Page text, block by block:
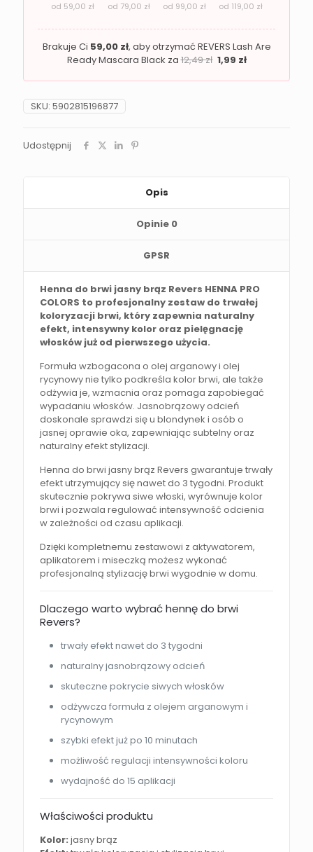
od 59,00 zł od 79,00 zł od 99,00 zł od 119,00 zł
Brakuje Ci 59,00 zł, aby otrzymać REVERS Lash Are
Ready Mascara Black za12,49zł 1,99 zł
SKU: 5902815196877
Udostępnij
Opis
Opinie 0
GPSR
Henna do brwi jasny brąz Revers HENNA PRO
COLORS to profesjonalny zestaw do trwałej
koloryzacji brwi, który zapewnia naturalny
efekt, intensywny kolor oraz pielęgnację
włosków już od pierwszego użycia.
Formuła wzbogacona o olej arganowy i olej
rycynowy nie tylko podkreśla kolor brwi, ale także
odżywia je, wzmacnia oraz pomaga zapobiegać
wypadaniu włosków. Jasnobrązowy odcień
doskonale sprawdzi się u blondynek i osób o
jasnej oprawie oka, zapewniając subtelny oraz
naturalny efekt stylizacji.
Henna do brwi jasny brąz Revers gwarantuje trwały
efekt utrzymujący się nawet do 3 tygodni. Produkt
skutecznie pokrywa siwe włoski, wyrównuje kolor
brwi i pozwala regulować intensywność odcienia
w zależności od czasu aplikacji.
Dzięki kompletnemu zestawowi z aktywatorem,
aplikatorem i miseczką możesz wykonać
profesjonalną stylizację brwi wygodnie w domu.
Dlaczego warto wybrać hennę do brwi
Revers?
trwały efekt nawet do 3 tygodni
naturalny jasnobrązowy odcień
skuteczne pokrycie siwych włosków
odżywcza formuła z olejem arganowym i
rycynowym
szybki efekt już po 10 minutach
możliwość regulacji intensywności koloru
wydajność do 15 aplikacji
Właściwości produktu
Kolor: jasny brąz